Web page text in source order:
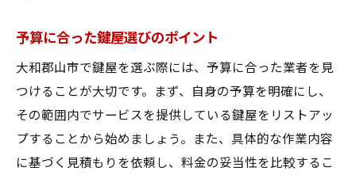
予算に合った鍵屋選びのポイント
大和郡山市で鍵屋を選ぶ際には、予算に合った業者を見
つけることが大切です。まず、自身の予算を明確にし、
その範囲内でサービスを提供している鍵屋をリストアッ
プすることから始めましょう。また、具体的な作業内容
に基づく見積もりを依頼し、料金の妥当性を比較するこ